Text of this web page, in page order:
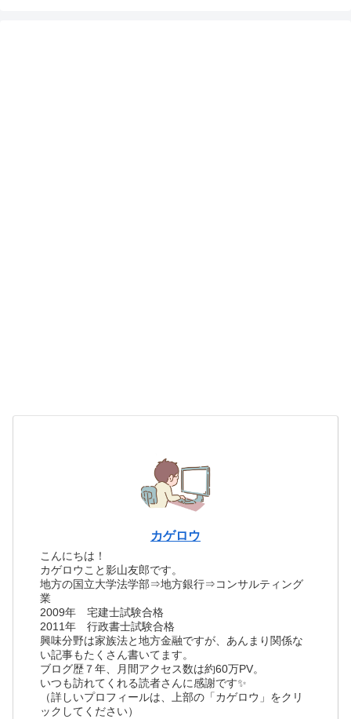
カゲロウ
こんにちは！
カゲロウこと影山友郎です。
地方の国立大学法学部⇒地方銀行⇒コンサルティング
業
2009年 宅建士試験合格
2011年 行政書士試験合格
興味分野は家族法と地方金融ですが、あんまり関係な
い記事もたくさん書いてます。
ブログ歴７年、月間アクセス数は約60万PV。
いつも訪れてくれる読者さんに感謝です✨
（詳しいプロフィールは、上部の「カゲロウ」をクリ
ックしてください）